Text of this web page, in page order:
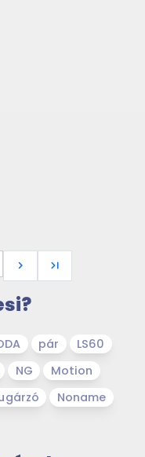
navigate_next last_page
pár
LS60
NG
Motion
Noname